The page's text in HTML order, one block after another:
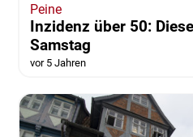
Peine
Inzidenz über 50:
Samstag
vor 5 Jahren